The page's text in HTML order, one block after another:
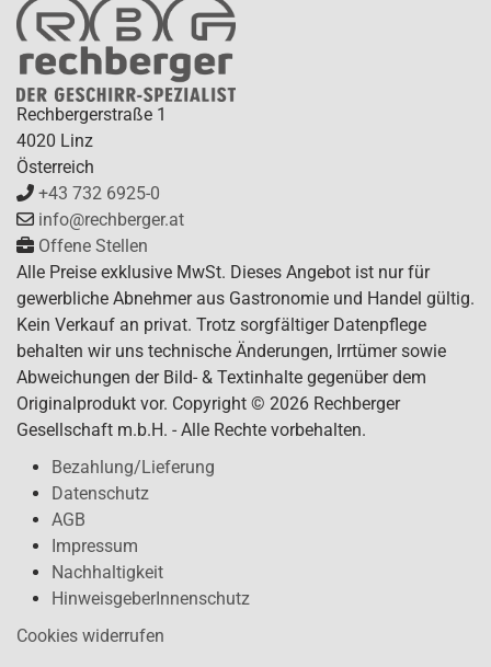
Rechbergerstraße 1
4020 Linz
Österreich
+43 732 6925-0
info@rechberger.at
Offene Stellen
Alle Preise exklusive MwSt. Dieses Angebot ist nur für
gewerbliche Abnehmer aus Gastronomie und Handel gültig.
Kein Verkauf an privat. Trotz sorgfältiger Datenpflege
behalten wir uns technische Änderungen, Irrtümer sowie
Abweichungen der Bild- & Textinhalte gegenüber dem
Originalprodukt vor. Copyright © 2026 Rechberger
Gesellschaft m.b.H. - Alle Rechte vorbehalten.
Bezahlung/Lieferung
Datenschutz
AGB
Impressum
Nachhaltigkeit
HinweisgeberInnenschutz
Cookies widerrufen